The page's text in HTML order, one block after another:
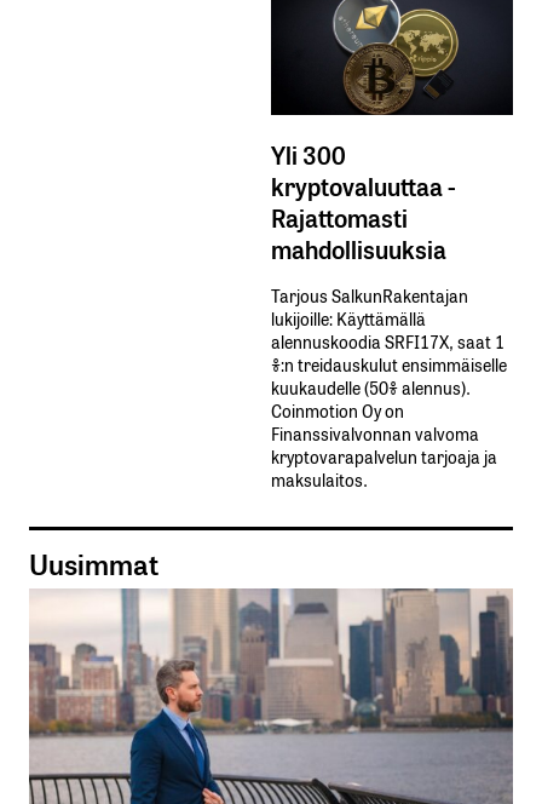
Yli 300
kryptovaluuttaa -
Rajattomasti
mahdollisuuksia
Tarjous SalkunRakentajan
lukijoille: Käyttämällä​ ​
alennuskoodia​ ​SRFI17X,​ ​saat​ ​1
%:n treidauskulut​ ​ensimmäiselle​ ​
kuukaudelle​ ​(50%​ ​alennus).
Coinmotion Oy on
Finanssivalvonnan valvoma
kryptovarapalvelun tarjoaja ja
maksulaitos.
Uusimmat